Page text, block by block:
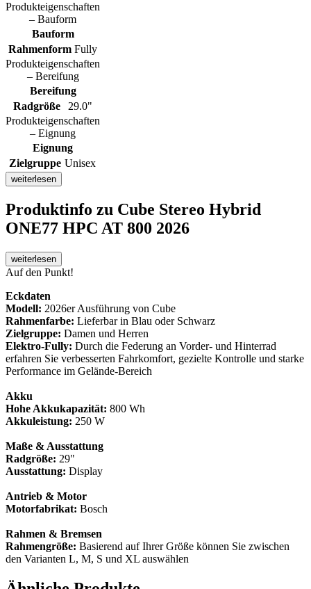
Produkteigenschaften
– Bauform
Bauform
Rahmenform Fully
Produkteigenschaften
– Bereifung
Bereifung
Radgröße
29.0"
Produkteigenschaften
– Eignung
Eignung
Zielgruppe Unisex
weiterlesen
Produktinfo zu Cube Stereo Hybrid
ONE77 HPC AT 800 2026
weiterlesen
Auf den Punkt!
Eckdaten
Modell: 2026er Ausführung von Cube
Rahmenfarbe: Lieferbar in Blau oder Schwarz
Zielgruppe: Damen und Herren
Elektro-Fully: Durch die Federung an Vorder- und Hinterrad
erfahren Sie verbesserten Fahrkomfort, gezielte Kontrolle und starke
Performance im Gelände-Bereich
Akku
Hohe Akkukapazität: 800 Wh
Akkuleistung: 250 W
Maße & Ausstattung
Radgröße: 29"
Ausstattung: Display
Antrieb & Motor
Motorfabrikat: Bosch
Rahmen & Bremsen
Rahmengröße: Basierend auf Ihrer Größe können Sie zwischen
den Varianten L, M, S und XL auswählen